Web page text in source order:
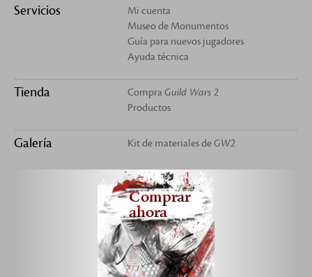
Servicios
Mi cuenta
Museo de Monumentos
Guía para nuevos jugadores
Ayuda técnica
Tienda CompraGuild Wars 2
Productos
Galería Kit de materiales deGW2
Comprar
ahora